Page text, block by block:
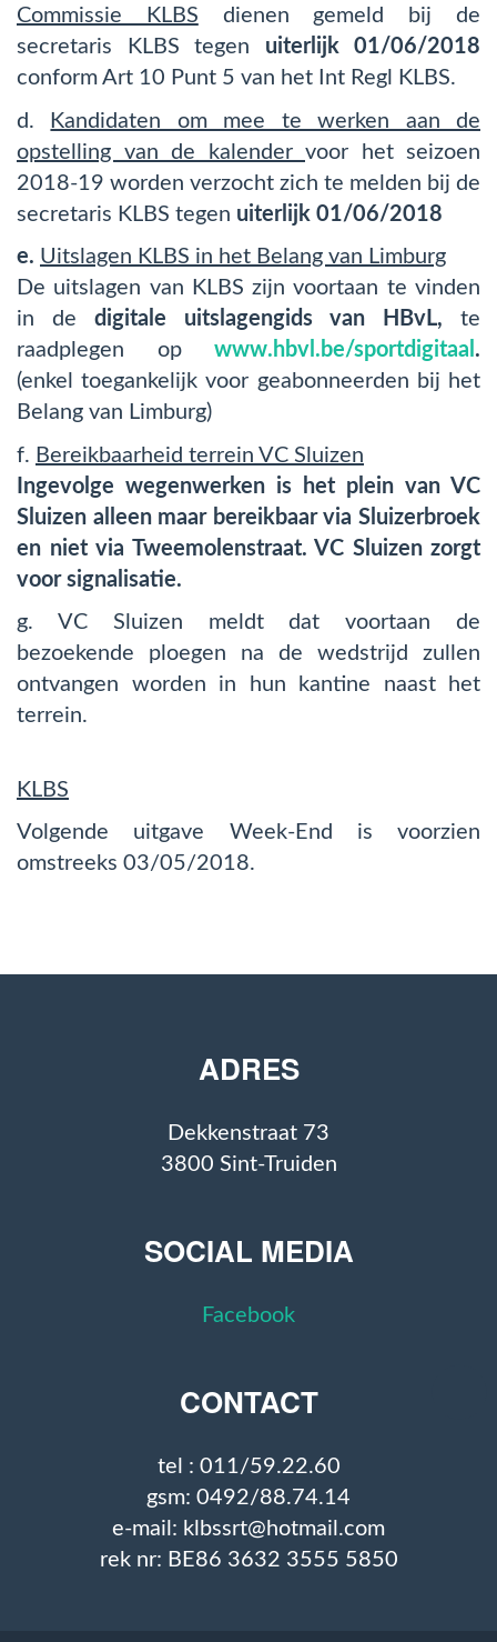
Commissie KLBS dienen gemeld bij de
secretaris KLBS tegen uiterlijk 01/06/2018
conform Art 10 Punt 5 van het Int Regl KLBS.
d.
Kandidaten om mee te werken aan de
opstelling van de kalender voor het seizoen
2018-19 worden verzocht zich te melden bij de
secretaris KLBS tegen uiterlijk 01/06/2018
e. Uitslagen KLBS in het Belang van Limburg
De uitslagen van KLBS zijn voortaan te vinden
in de digitale uitslagengids van HBvL,te
raadplegen op www.hbvl.be/sportdigitaal .
(enkel toegankelijk voor geabonneerden bij het
Belang van Limburg)
f. Bereikbaarheid terrein VC Sluizen
Ingevolge wegenwerken is het plein van VC
Sluizen alleen maar bereikbaar via Sluizerbroek
en niet via Tweemolenstraat. VC Sluizen zorgt
voor signalisatie.
g. VC Sluizen meldt dat voortaan de
bezoekende ploegen na de wedstrijd zullen
ontvangen worden in hun kantine naast het
terrein.
KLBS
Volgende uitgave Week-End is voorzien
omstreeks 03/05/2018.
ADRES
Dekkenstraat 73
3800 Sint-Truiden
SOCIAL MEDIA
Facebook
CONTACT
tel : 011/59.22.60
gsm: 0492/88.74.14
e-mail: klbssrt@hotmail.com
rek nr: BE86 3632 3555 5850